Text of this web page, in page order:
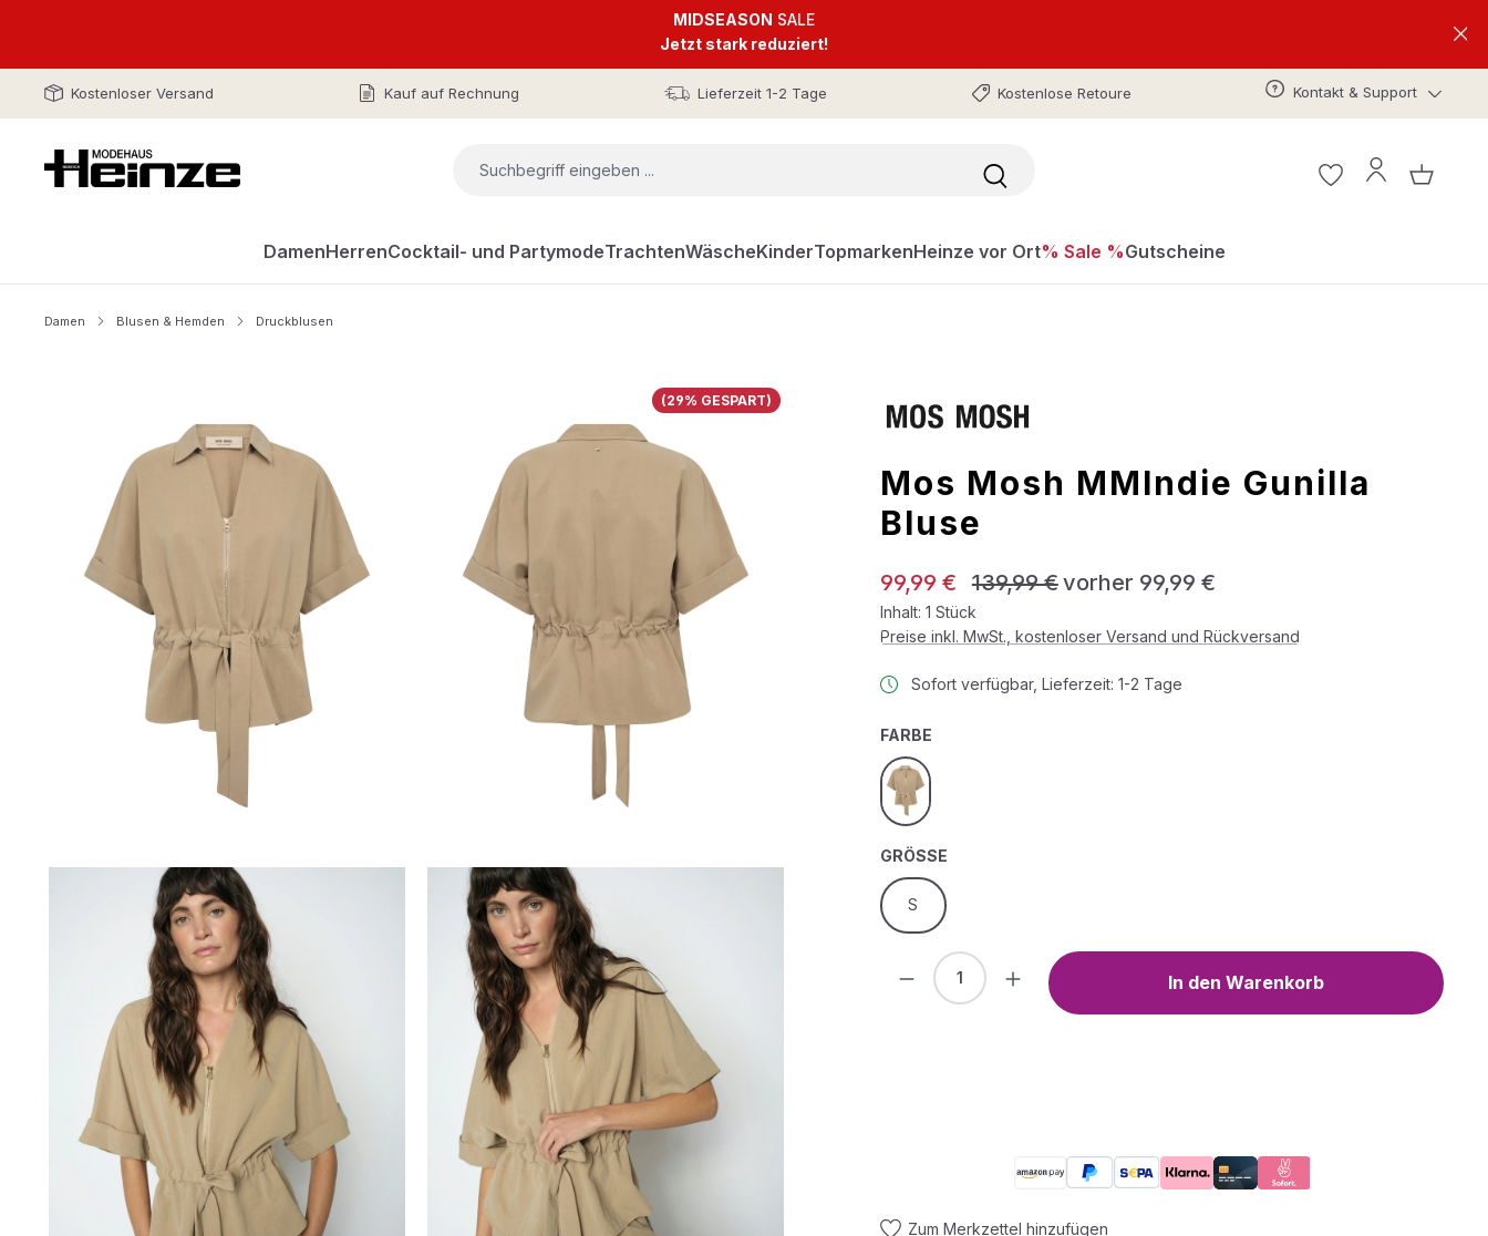
MIDSEASON SALE
Jetzt stark reduziert!
Kostenloser Versand Kauf auf Rechnung Lieferzeit 1-2 Tage Kostenlose Retoure Kontakt & Support
DamenHerrenCocktail- und PartymodeTrachtenWäscheKinderTopmarkenHeinze vor Ort% Sale %Gutscheine
Damen Blusen & Hemden Druckblusen
(29% GESPART)
Mos Mosh MMIndie Gunilla
Bluse
Verkaufspreis:
99,99 € Regulärer Preis:
139,99 €vorher 99,99 €
Inhalt: 1 Stück
Preise inkl. MwSt., kostenloser Versand und Rückversand
Sofort verfügbar, Lieferzeit: 1-2 Tage
FARBEAUSWÄHLEN
sesame
GRÖSSE AUSWÄHLEN
S
Produkt Anzahl: Gib den gewünschten Wert
In den Warenkorb
Zum Merkzettel hinzufügen